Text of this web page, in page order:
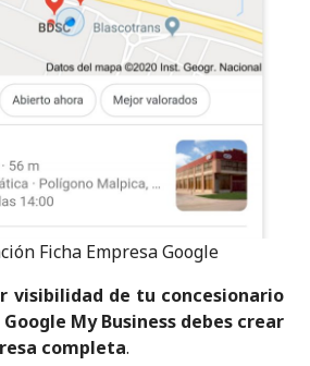
Ficha Empresa Google
visibilidad de tu concesionario
My Business debes crear
completa.